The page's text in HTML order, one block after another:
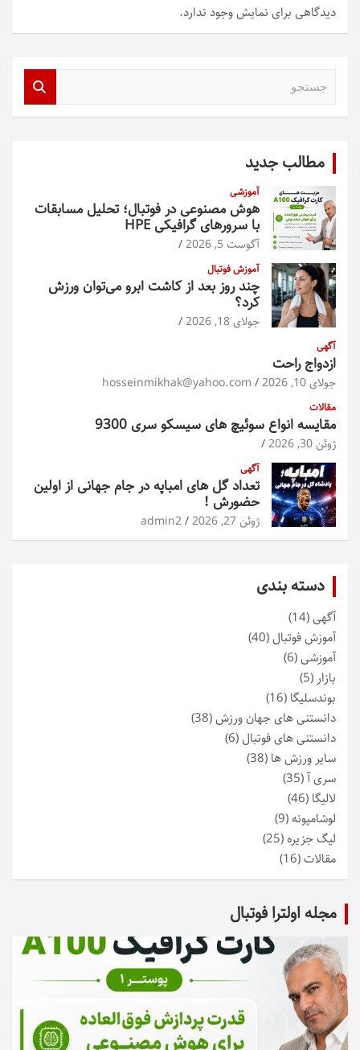
دیدگاهی برای نمایش وجود ندارد.
مطالب جدید
آموزشی
هوش مصنوعی در فوتبال؛ تحلیل مسابقات
با سرورهای گرافیکی HPE
آگوست 5, 2026
آموزش فوتبال
چند روز بعد از کاشت ابرو می‌توان ورزش
کرد؟
جولای 18, 2026
آگهی
ازدواج راحت
جولای 10, 2026 hosseinmikhak@yahoo.com
مقالات
مقایسه انواع سوئیچ های سیسکو سری 9300
ژوئن 30, 2026
آگهی
تعداد گل های امباپه در جام جهانی از اولین
حضورش !
ژوئن 27, 2026 admin2
دسته بندی
آگهی(14)
آموزش فوتبال(40)
آموزشی(6)
بازار (5)
بوندسلیگا (16)
دانستنی های جهان ورزش(38)
دانستنی های فوتبال(6)
سایر ورزش ها (38)
سری آ(35)
لالیگا (46)
لوشامپونه(9)
لیگ جزیره(25)
مقالات(16)
مجله اولترا فوتبال